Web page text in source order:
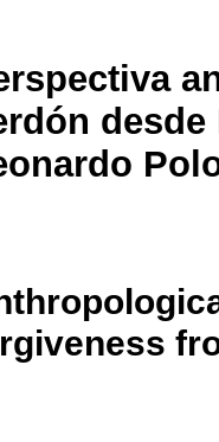
desde